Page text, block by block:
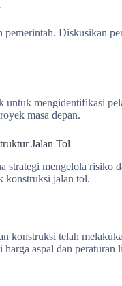
Diskusikan
untuk mengidentifikasi
masa depan.
Jalan Tol
strategi mengelola risiko
konstruksi jalan tol.
konstruksi telah
aspal dan peraturan